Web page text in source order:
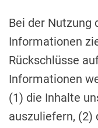
Bei der Nutzung
Informationen
Rückschlüsse
Informationen
(1) die Inhalte
auszuliefern, (2)